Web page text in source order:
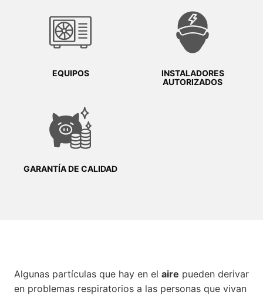
EQUIPOS
INSTALADORES
AUTORIZADOS
GARANTÍA DE CALIDAD
Algunas partículas que hay en el aire pueden derivar
en problemas respiratorios a las personas que vivan